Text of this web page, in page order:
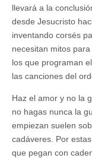
llevará a la
desde Jesucristo
inventando corsés
necesitan mitos
los que programan
las canciones del
Haz el amor y no la
no hagas nunca la
empiezan suelen
cadáveres. Por
que pegan con